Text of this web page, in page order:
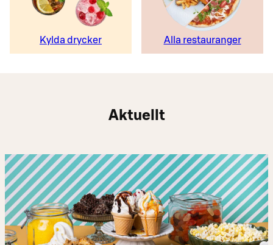
Kylda drycker Alla restauranger
Aktuellt